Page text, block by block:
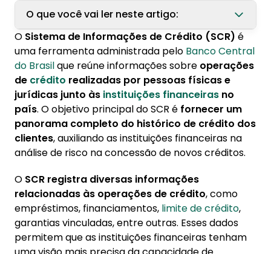
O que você vai ler neste artigo:
1. Quais tipos de informações o SCR
armazena?
2. Quem pode acessar as informações do
SCR?
3. Por que o SCR é importante?
4. Como posso consultar meu próprio
O Sistema de Informações de Crédito (SCR) é
uma ferramenta administrada pelo Banco Central
do Brasilque reúne informações sobre operações
de crédito realizadas por pessoas físicas e
jurídicas junto às instituições financeiras no
país. O objetivo principal do SCR é fornecer um
panorama completo do histórico de crédito dos
clientes, auxiliando as instituições financeiras na
análise de risco na concessão de novos créditos.
O SCR registra diversas informações
relacionadas às operações de crédito, como
empréstimos, financiamentos, limite de crédito,
garantias vinculadas, entre outras. Esses dados
permitem que as instituições financeiras tenham